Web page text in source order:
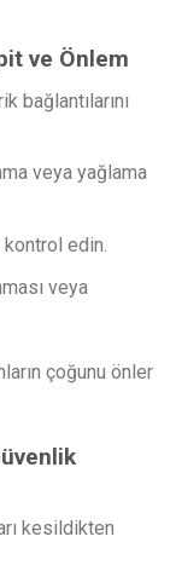
ve Önlem
bağlantılarını
veya yağlama
kontrol edin.
veya
çoğunu önler
kesildikten